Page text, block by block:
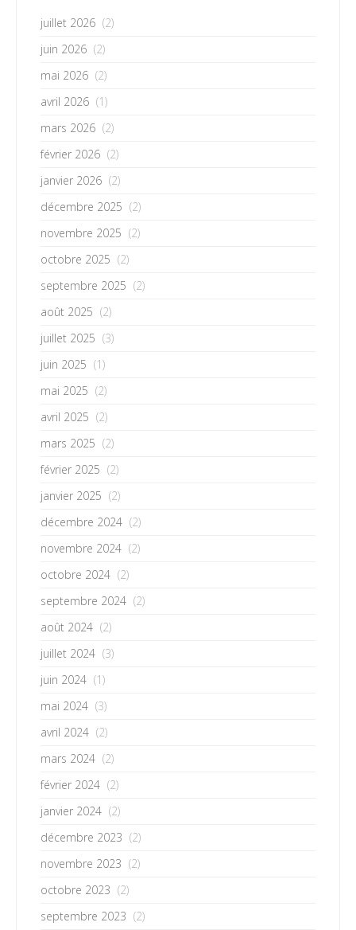
juillet 2026 (2)
juin 2026 (2)
mai 2026 (2)
avril 2026 (1)
mars 2026 (2)
février 2026 (2)
janvier 2026 (2)
décembre 2025 (2)
novembre 2025 (2)
octobre 2025 (2)
septembre 2025 (2)
août 2025 (2)
juillet 2025 (3)
juin 2025 (1)
mai 2025 (2)
avril 2025 (2)
mars 2025 (2)
février 2025 (2)
janvier 2025 (2)
décembre 2024 (2)
novembre 2024 (2)
octobre 2024 (2)
septembre 2024 (2)
août 2024 (2)
juillet 2024 (3)
juin 2024 (1)
mai 2024 (3)
avril 2024 (2)
mars 2024 (2)
février 2024 (2)
janvier 2024 (2)
décembre 2023 (2)
novembre 2023 (2)
octobre 2023 (2)
septembre 2023 (2)